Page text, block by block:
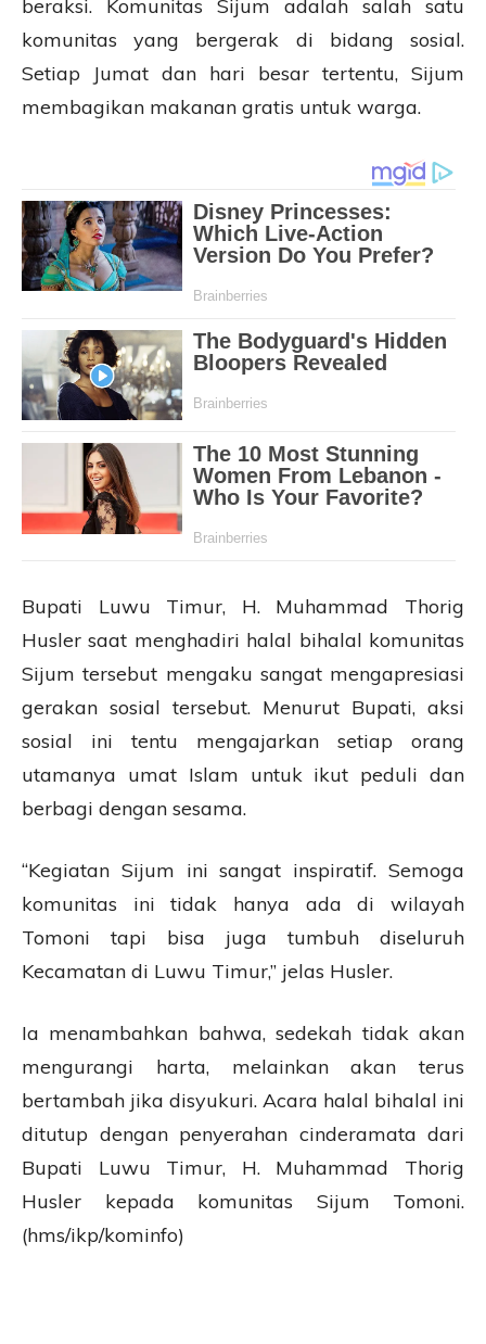
beraksi. Komunitas Sijum adalah salah satu
komunitas yang bergerak di bidang sosial.
Setiap Jumat dan hari besar tertentu, Sijum
membagikan makanan gratis untuk warga.
Bupati Luwu Timur, H. Muhammad Thorig
Husler saat menghadiri halal bihalal komunitas
Sijum tersebut mengaku sangat mengapresiasi
gerakan sosial tersebut. Menurut Bupati, aksi
sosial ini tentu mengajarkan setiap orang
utamanya umat Islam untuk ikut peduli dan
berbagi dengan sesama.
“Kegiatan Sijum ini sangat inspiratif. Semoga
komunitas ini tidak hanya ada di wilayah
Tomoni tapi bisa juga tumbuh diseluruh
Kecamatan di Luwu Timur,” jelas Husler.
Ia menambahkan bahwa, sedekah tidak akan
mengurangi harta, melainkan akan terus
bertambah jika disyukuri. Acara halal bihalal ini
ditutup dengan penyerahan cinderamata dari
Bupati Luwu Timur, H. Muhammad Thorig
Husler kepada komunitas Sijum Tomoni.
(hms/ikp/kominfo)